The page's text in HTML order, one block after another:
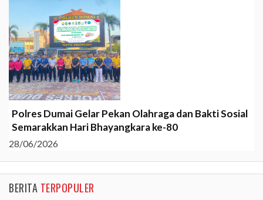
Polres Dumai Gelar Pekan Olahraga dan Bakti Sosial
Semarakkan Hari Bhayangkara ke-80
28/06/2026
BERITA TERPOPULER